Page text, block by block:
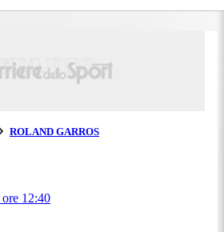
ROLAND GARROS
ore 12:40